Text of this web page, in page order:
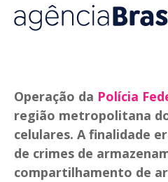
Operação da Polícia
região metropolitana
celulares. A finalidade
de crimes de
compartilhamento de